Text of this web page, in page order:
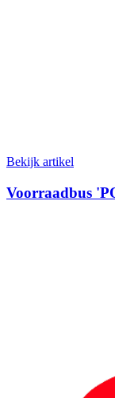
Bekijk artikel
Voorraadbus